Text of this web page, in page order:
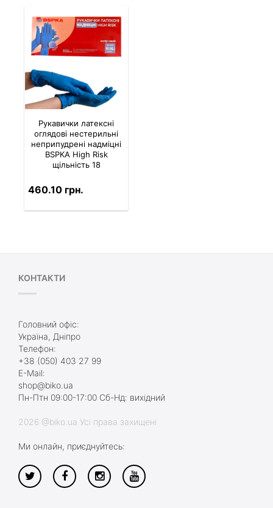
Рукавички латексні
оглядові нестерильні
неприпудрені надміцні
BSPKA Hіgh Risk
щільність 18
460.10 грн.
КОНТАКТИ
Головний офіс:
Україна, Дніпро
Телефон:
+38 (050) 403 27 99
E-Mail:
shop@biko.ua
Пн-Птн 09:00-17:00 Сб-Нд: вихідний
2026 @biko.ua Усі права захищені
Ми онлайн, приєднуйтесь: